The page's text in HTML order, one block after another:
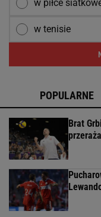
w piłce
w tenisie
POPULARNE
Brat